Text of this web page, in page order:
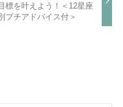
目標を叶えよう！＜12星座
プチアドバイス付＞